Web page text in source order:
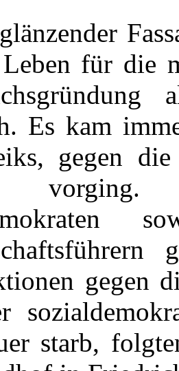
für die
Es kam
gegen
vorging.
gegen
starb,